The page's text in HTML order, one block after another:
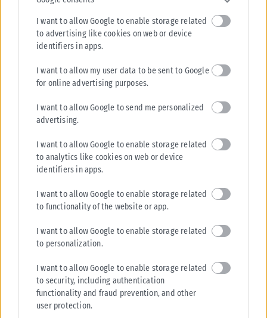
I want to allow Google to enable storage related
to advertising like cookies on web or device
identifiers in apps.
I want to allow my user data to be sent to Google
for online advertising purposes.
I want to allow Google to send me personalized
advertising.
I want to allow Google to enable storage related
to analytics like cookies on web or device
identifiers in apps.
I want to allow Google to enable storage related
to functionality of the website or app.
I want to allow Google to enable storage related
to personalization.
I want to allow Google to enable storage related
to security, including authentication
functionality and fraud prevention, and other
user protection.
Τέλος εποχής για το «Avatar»; Ο Τζέιμς Κάμερον αφήνει να
εννοηθεί ότι τελείωσε τα γυρίσματα
μπορεί να φτάνουν στο τέλος και ότι τώρα σκέφτεται...
ΑΝΑΡΤΉΘΗΚΕ ΑΠΌ KARFITSANEWS